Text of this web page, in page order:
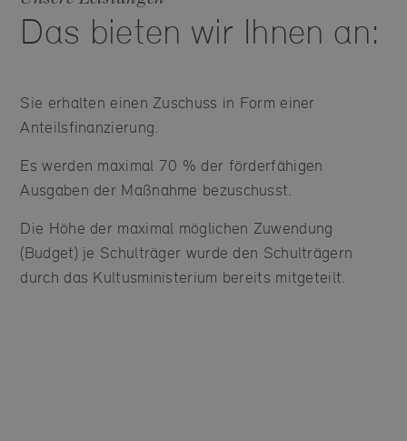
Das bieten wir Ihnen an:
Sie erhalten einen Zuschuss in Form einer
Anteilsfinanzierung.
Es werden maximal 70 % der förderfähigen
Ausgaben der Maßnahme bezuschusst.
Die Höhe der maximal möglichen Zuwendung
(Budget) je Schulträger wurde den Schulträgern
durch das Kultusministerium bereits mitgeteilt.